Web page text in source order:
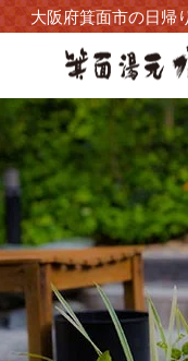
大阪府箕面市の日帰